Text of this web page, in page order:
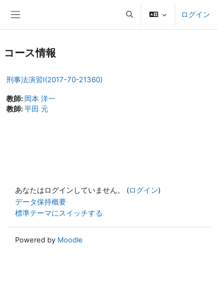
検索入力に切り替えるログイン
コース情報
刑事法演習I(2017-70-21360)
教師: 岡本 洋一
教師:平田 元
あなたはログインしていません。 (ログイン)
データ保持概要
標準テーマにスイッチする
Powered by Moodle